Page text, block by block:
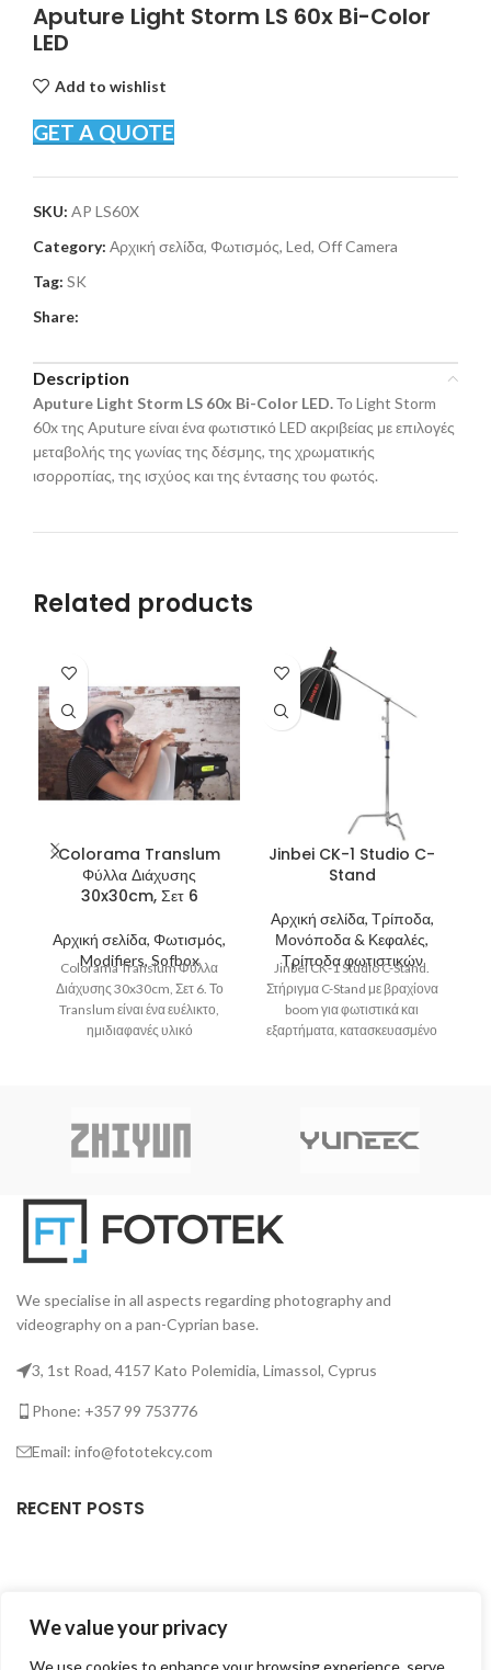
We value your privacy
We use cookies to enhance your browsing experience, serve
Aputure Light Storm LS 60x Bi-Color
LED
Add to wishlist
GET A QUOTE
SKU: AP LS60X
Category: Αρχική σελίδα, Φωτισμός, Led, Off Camera
Tag: SK
Share:
Description
Aputure Light Storm LS 60x Bi-Color LED.Το Light Storm
60x της Aputure είναι ένα φωτιστικό LED ακριβείας με επιλογές
μεταβολής της γωνίας της δέσμης, της χρωματικής
ισορροπίας, της ισχύος και της έντασης του φωτός.
Related products
Colorama Translum
Φύλλα Διάχυσης
30x30cm, Σετ 6
Αρχική σελίδα, Φωτισμός,
Modifiers, Sofbox
Colorama Translum Φύλλα
Διάχυσης 30x30cm, Σετ 6. Το
Translum είναι ένα ευέλικτο,
ημιδιαφανές υλικό
Jinbei CK-1 Studio C-
Stand
Αρχική σελίδα, Τρίποδα,
Μονόποδα & Κεφαλές,
Τρίποδα φωτιστικών
Jinbei CK-1 Studio C-Stand.
Στήριγμα C-Stand με βραχίονα
boom για φωτιστικά και
εξαρτήματα, κατασκευασμένο
We specialise in all aspects regarding photography and
videography on a pan-Cyprian base.
3, 1st Road, 4157 Kato Polemidia, Limassol, Cyprus
Phone: +357 99 753776
Email: info@fototekcy.com
RECENT POSTS
PRODUCT CATEGORIES